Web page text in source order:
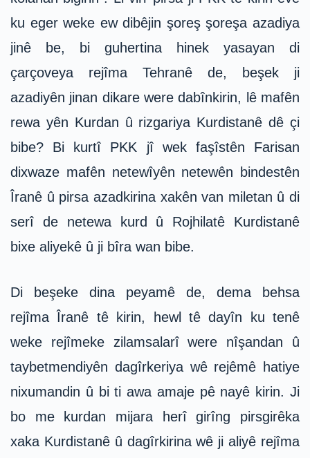
ku eger weke ew dibêjin şoreş şoreşa azadiya
jinê be, bi guhertina hinek yasayan di
çarçoveya rejîma Tehranê de, beşek ji
azadiyên jinan dikare were dabînkirin, lê mafên
rewa yên Kurdan û rizgariya Kurdistanê dê çi
bibe? Bi kurtî PKK jî wek faşîstên Farisan
dixwaze mafên netewîyên netewên bindestên
Îranê û pirsa azadkirina xakên van miletan û di
serî de netewa kurd û Rojhilatê Kurdistanê
bixe aliyekê û ji bîra wan bibe.
Di beşeke dina peyamê de, dema behsa
rejîma Îranê tê kirin, hewl tê dayîn ku tenê
weke rejîmeke zilamsalarî were nîşandan û
taybetmendiyên dagîrkeriya wê rejêmê hatiye
nixumandin û bi ti awa amaje pê nayê kirin. Ji
bo me kurdan mijara herî girîng pirsgirêka
xaka Kurdistanê û dagîrkirina wê ji aliyê rejîma